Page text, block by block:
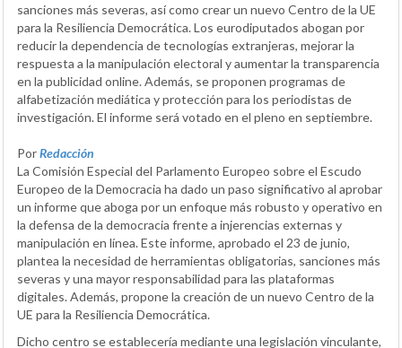
sanciones más severas, así como crear un nuevo Centro de la UE
para la Resiliencia Democrática. Los eurodiputados abogan por
reducir la dependencia de tecnologías extranjeras, mejorar la
respuesta a la manipulación electoral y aumentar la transparencia
en la publicidad online. Además, se proponen programas de
alfabetización mediática y protección para los periodistas de
investigación. El informe será votado en el pleno en septiembre.
PorRedacción
La Comisión Especial del Parlamento Europeo sobre el Escudo
Europeo de la Democracia ha dado un paso significativo al aprobar
un informe que aboga por un enfoque más robusto y operativo en
la defensa de la democracia frente a injerencias externas y
manipulación en línea. Este informe, aprobado el 23 de junio,
plantea la necesidad de herramientas obligatorias, sanciones más
severas y una mayor responsabilidad para las plataformas
digitales. Además, propone la creación de un nuevo Centro de la
UE para la Resiliencia Democrática.
Dicho centro se establecería mediante una legislación vinculante,